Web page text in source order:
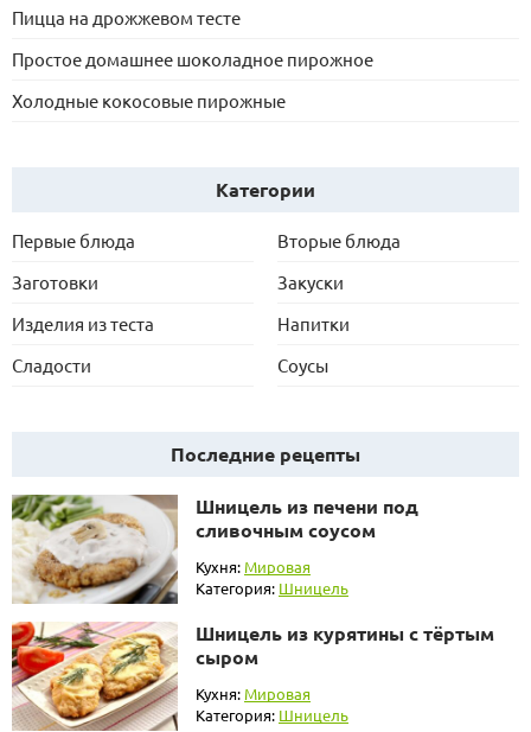
Пицца на дрожжевом тесте
Простое домашнее шоколадное пирожное
Холодные кокосовые пирожные
Категории
Первые блюда
Вторые блюда
Заготовки
Закуски
Изделия из теста
Напитки
Сладости
Соусы
Последние рецепты
Шницель из печени под
сливочным соусом
Кухня: Мировая
Категория: Шницель
Шницель из курятины с тёртым
сыром
Кухня: Мировая
Категория: Шницель